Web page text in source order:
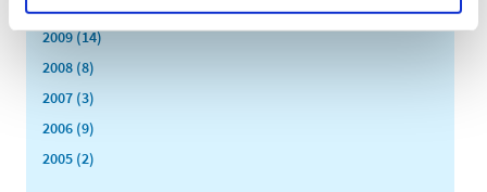
2010 (7)
2009 (14)
2008 (8)
2007 (3)
2006 (9)
2005 (2)